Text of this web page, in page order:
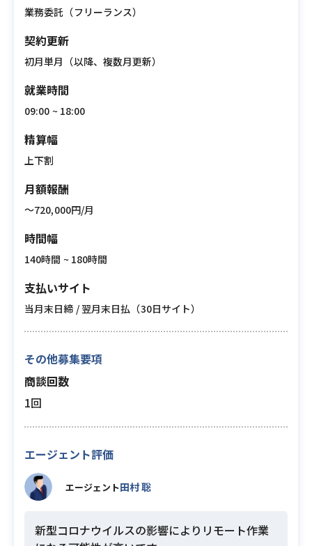
業務委託（フリーランス）
契約更新
初月単月（以降、複数月更新）
就業時間
09:00 ~ 18:00
精算幅
上下割
月額報酬
〜720,000円/月
時間幅
140時間 ~ 180時間
支払いサイト
当月末日締 / 翌月末日払（30日サイト）
その他募集要項
商談回数
1回
エージェント評価
エージェント田村 聡
新型コロナウイルスの影響によりリモート作業